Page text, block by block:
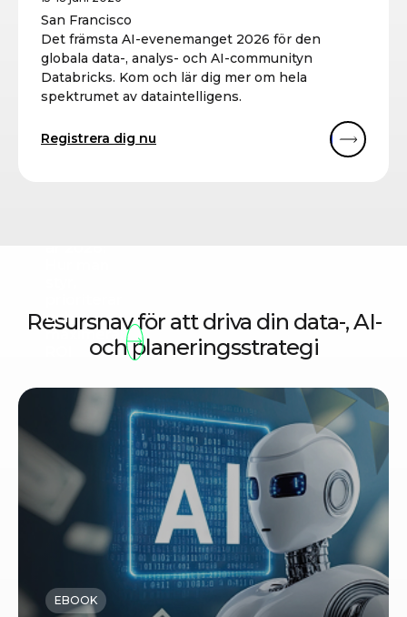
San Francisco
Det främsta AI-evenemanget 2026 för den
globala data-, analys- och AI-communityn
Databricks. Kom och lär dig mer om hela
spektrumet av dataintelligens.
Registrera dig nu
Resursnav för att driva din data-, AI-
och planeringsstrategi
och
maximerar
EBOOK